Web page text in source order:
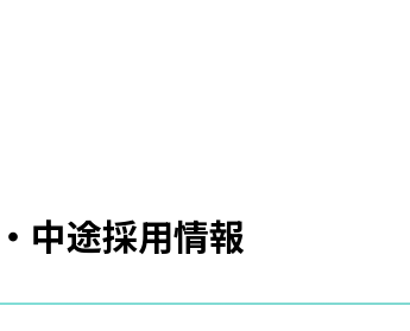
中途採用情報